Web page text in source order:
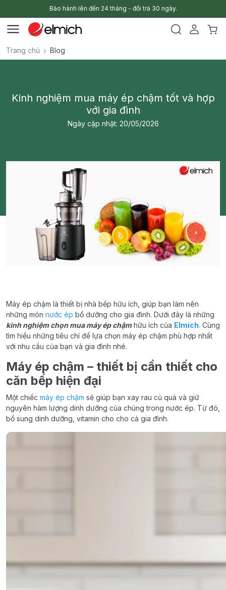
Bảo hành lên đến 24 tháng - đổi trả 30 ngày.
Trang chủ Blog
Kinh nghiệm mua máy ép chậm tốt và hợp
với gia đình
Ngày cập nhật: 20/05/2026
Máy ép chậm là thiết bị nhà bếp hữu ích, giúp bạn làm nên
những món nước ép bổ dưỡng cho gia đình. Dưới đây là những
kinh nghiệm chọn mua máy ép chậmhữu ích của Elmich. Cùng
tìm hiểu những tiêu chí để lựa chọn máy ép chậm phù hợp nhất
với nhu cầu của bạn và gia đình nhé.
Máy ép chậm – thiết bị cần thiết cho
căn bếp hiện đại
Một chiếc máy ép chậm sẽ giúp bạn xay rau củ quả và giữ
nguyên hàm lượng dinh dưỡng của chúng trong nước ép. Từ đó,
bổ sung dinh dưỡng, vitamin cho cho cả gia đình.